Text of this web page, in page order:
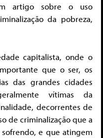
artigo sobre o uso
da pobreza,
capitalista, onde o
que o ser, os
das grandes cidades
vítimas da
decorrentes de
de criminalização que a
e que atingem